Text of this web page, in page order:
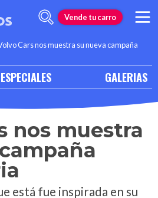
Vende tu carro
Cars nos muestra su nueva campaña
ESPECIALES GALERIAS
nos muestra
está fue inspirada en su